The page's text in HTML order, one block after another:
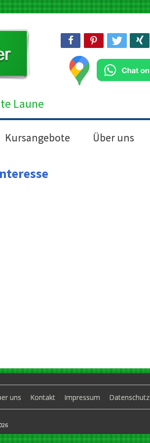
Laune
Kursangebote Über uns
uns Kontakt Impressum Datenschutz